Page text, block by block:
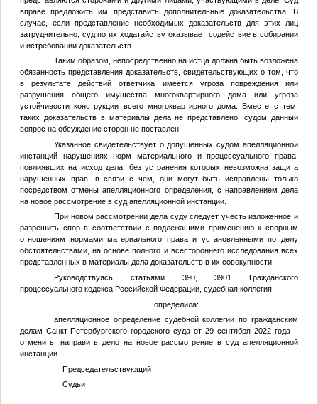
вправе предложить им представить дополнительные доказательства. В
случае, если представление необходимых доказательств для этих лиц
затруднительно, суд по их ходатайству оказывает содействие в собирании
и истребовании доказательств.
Таким образом, непосредственно на истца должна быть возложена
обязанность представления доказательств, свидетельствующих о том, что
в результате действий ответчика имеется угроза повреждения или
разрушения общего имущества многоквартирного дома или угроза
устойчивости конструкции всего многоквартирного дома. Вместе с тем,
таких доказательств в материалы дела не представлено, судом данный
вопрос на обсуждение сторон не поставлен.
Указанное свидетельствует о допущенных судом апелляционной
инстанций нарушениях норм материального и процессуального права,
повлиявших на исход дела, без устранения которых невозможна защита
нарушенных прав, в связи с чем, они могут быть исправлены только
посредством отмены апелляционного определения, с направлением дела
на новое рассмотрение в суд апелляционной инстанции.
При новом рассмотрении дела суду следует учесть изложенное и
разрешить спор в соответствии с подлежащими применению к спорным
отношениям нормами материального права и установленными по делу
обстоятельствами, на основе полного и всестороннего исследования всех
представленных в материалы дела доказательств в их совокупности.
Руководствуясь статьями 390, 3901 Гражданского
процессуального кодекса Российской Федерации, судебная коллегия
определила:
апелляционное определение судебной коллегии по гражданским
делам Санкт-Петербургского городского суда от 29 сентября 2022 года –
отменить, направить дело на новое рассмотрение в суд апелляционной
инстанции.
Председательствующий
Судьи